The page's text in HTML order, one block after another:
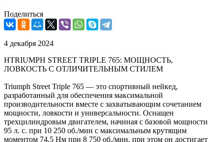
Поделиться
4 декабря 2024
HTRIUMPH STREET TRIPLE 765: МОЩНОСТЬ,
ЛОВКОСТЬ С ОТЛИЧИТЕЛЬНЫМ СТИЛЕМ
Triumph Street Triple 765 — это спортивный нейкед,
разработанный для обеспечения максимальной
производительности вместе с захватывающим сочетанием
мощности, ловкости и универсальности. Оснащен
трехцилиндровым двигателем, начиная с базовой мощности
95 л. с. при 10 250 об./мин с максимальным крутящим
моментом 74,5 Нм при 8 750 об./мин, при этом он достигает